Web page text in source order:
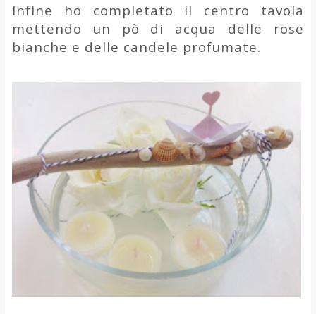
Infine ho completato il centro tavola
mettendo un pò di acqua delle rose
bianche e delle candele profumate.